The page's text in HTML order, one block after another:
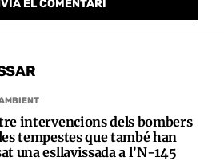
intervencions dels bombers
tempestes que també han
una esllavissada a l’N-145